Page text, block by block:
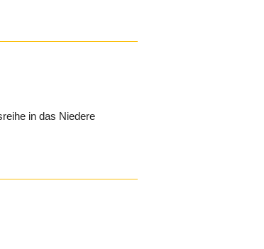
in das Niedere